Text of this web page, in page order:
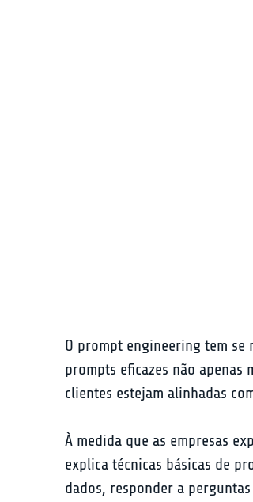
O prompt engineering tem se
prompts eficazes não apenas
clientes estejam alinhadas
À medida que as empresas
explica técnicas básicas de
dados, responder a